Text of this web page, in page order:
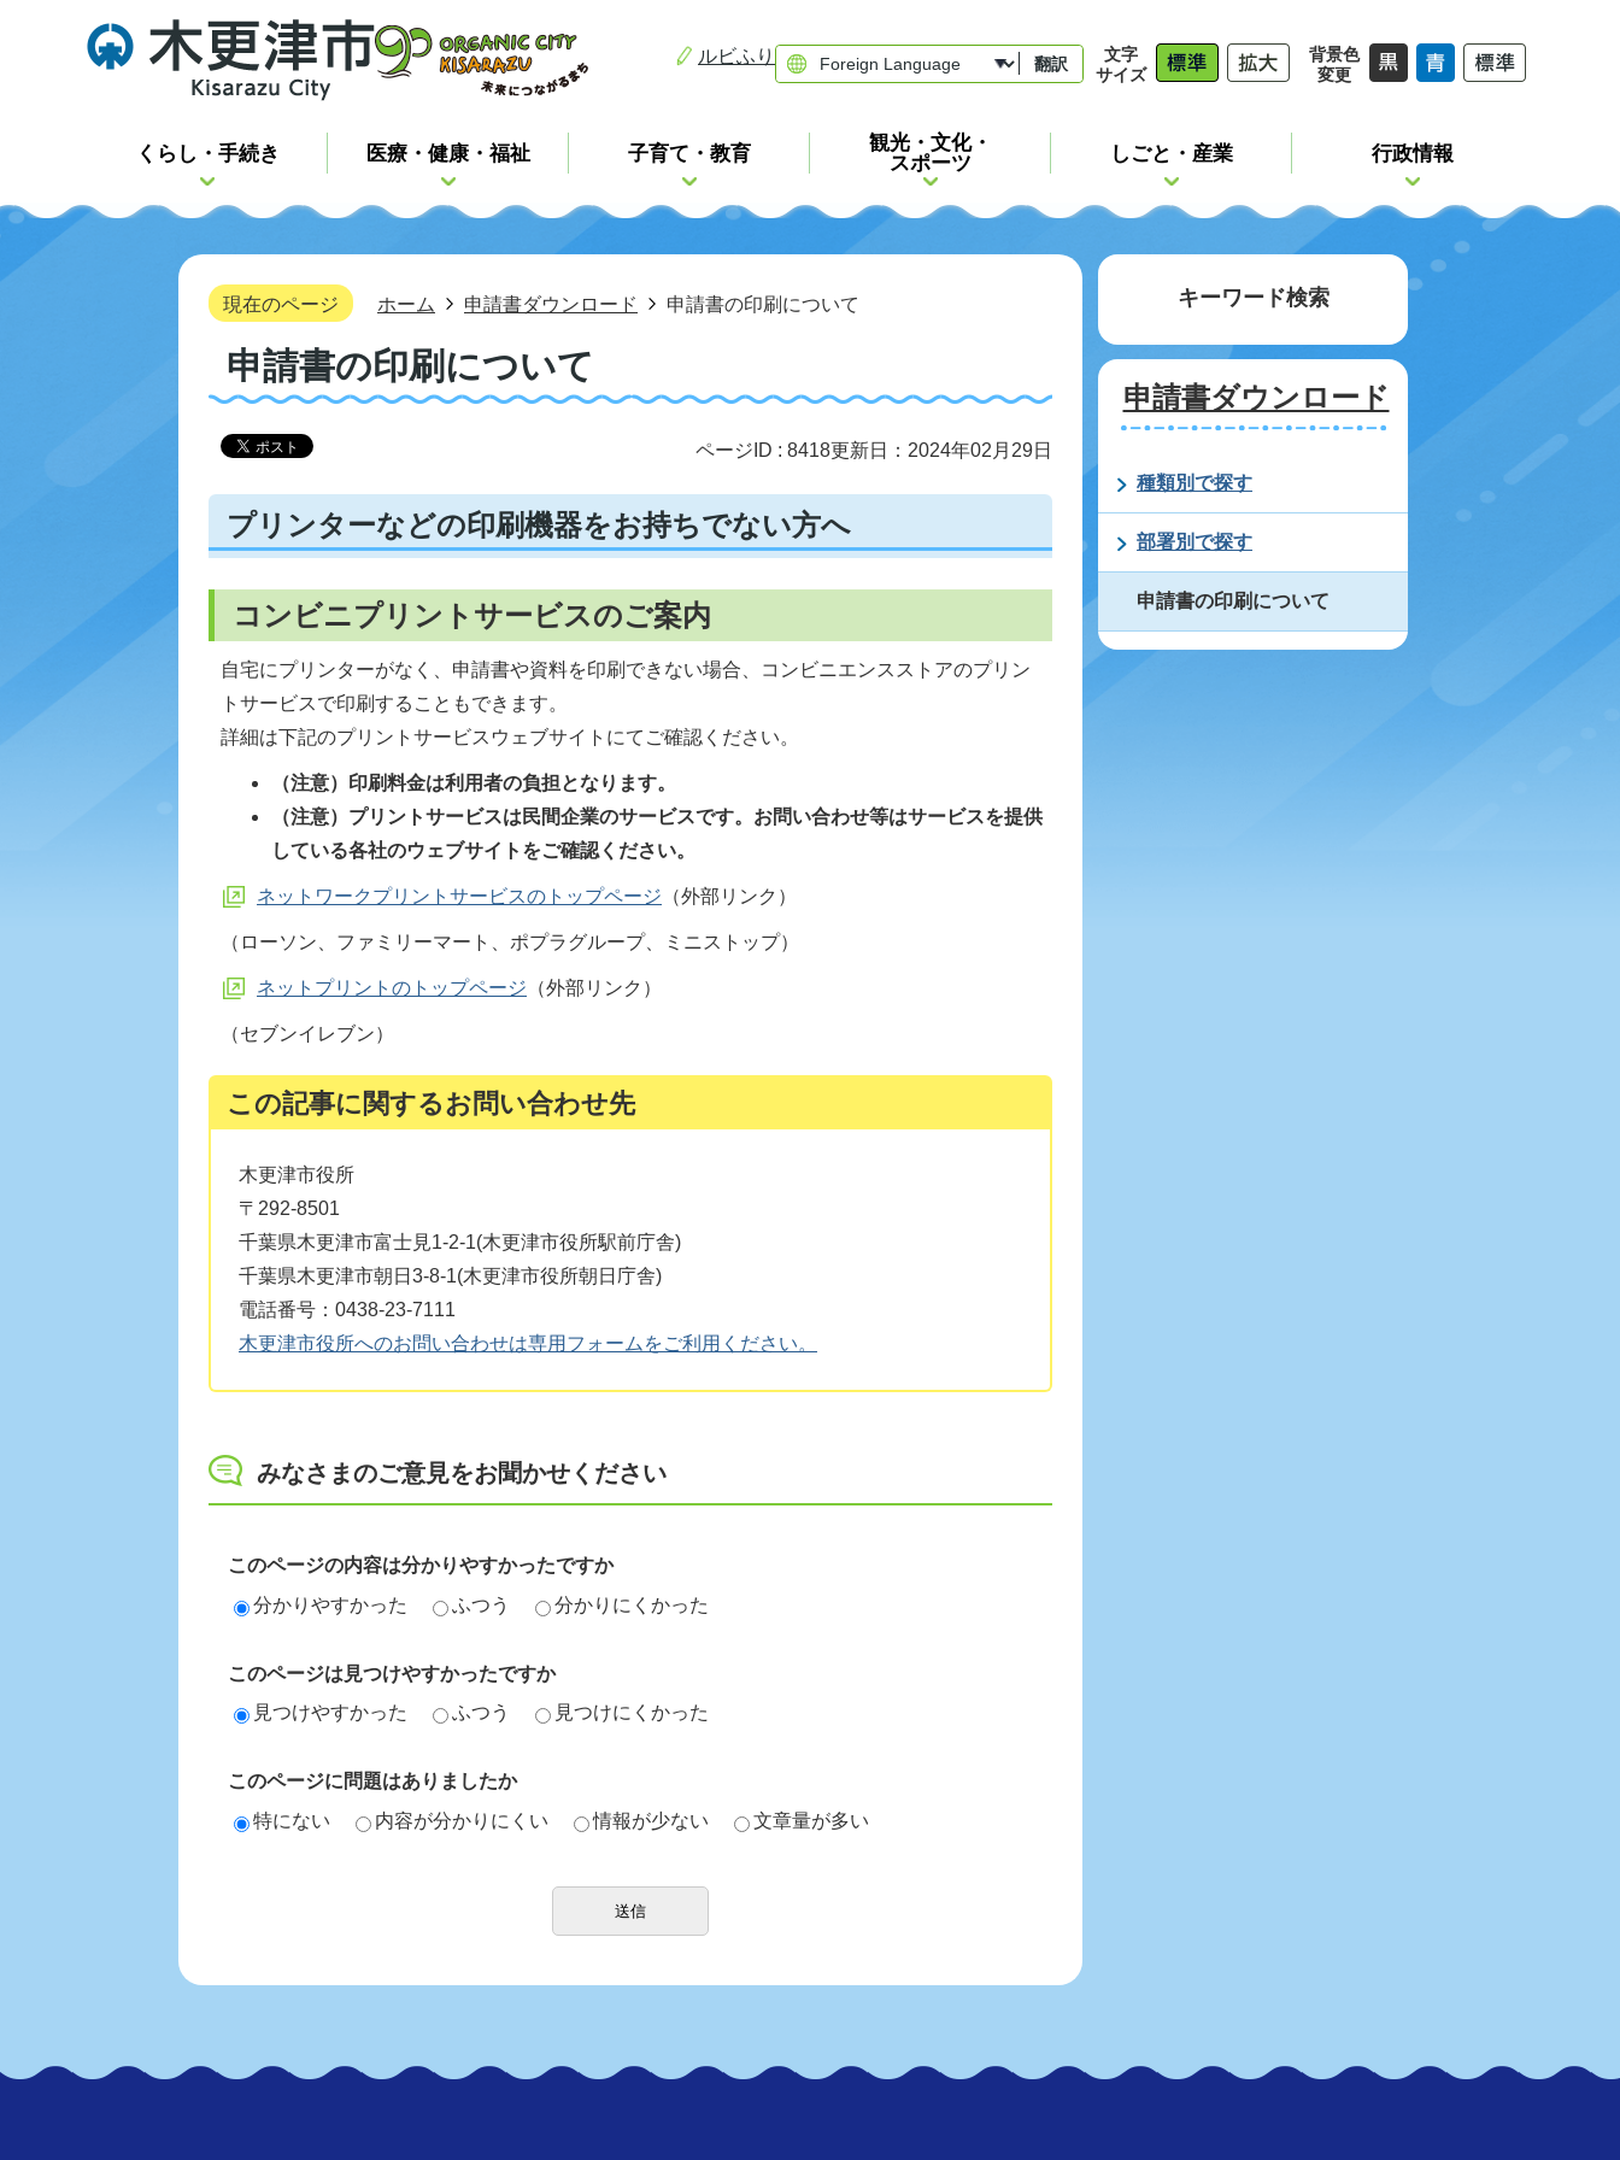
ルビふり 翻訳
文字
サイズ
背景色
変更
くらし・手続き 医療・健康・福祉 子育て・教育
観光・文化・
スポーツ
しごと・産業 行政情報
現在のページ ホーム 申請書ダウンロード 申請書の印刷について
申請書の印刷について
ページID : 8418更新日：2024年02月29日
プリンターなどの印刷機器をお持ちでない方へ
コンビニプリントサービスのご案内
自宅にプリンターがなく、申請書や資料を印刷できない場合、コンビニエンスストアのプリン
トサービスで印刷することもできます。
詳細は下記のプリントサービスウェブサイトにてご確認ください。
（注意）印刷料金は利用者の負担となります。
（注意）プリントサービスは民間企業のサービスです。お問い合わせ等はサービスを提供
している各社のウェブサイトをご確認ください。
ネットワークプリントサービスのトップページ （外部リンク）
（ローソン、ファミリーマート、ポプラグループ、ミニストップ）
ネットプリントのトップページ （外部リンク）
（セブンイレブン）
この記事に関するお問い合わせ先
木更津市役所
〒292-8501
千葉県木更津市富士見1-2-1(木更津市役所駅前庁舎)
千葉県木更津市朝日3-8-1(木更津市役所朝日庁舎)
電話番号：0438-23-7111
木更津市役所へのお問い合わせは専用フォームをご利用ください。
みなさまのご意見をお聞かせください
このページの内容は分かりやすかったですか
分かりやすかった
ふつう 分かりにくかった
このページは見つけやすかったですか
見つけやすかった
ふつう 見つけにくかった
このページに問題はありましたか
特にない
内容が分かりにくい 情報が少ない 文章量が多い
キーワード検索
申請書ダウンロード
種類別で探す
部署別で探す
申請書の印刷について